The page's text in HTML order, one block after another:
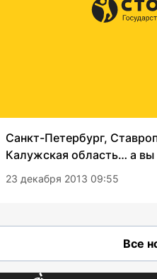
Санкт-Петербург,
Калужская область… а вы
23 декабря 2013 09:55
Все